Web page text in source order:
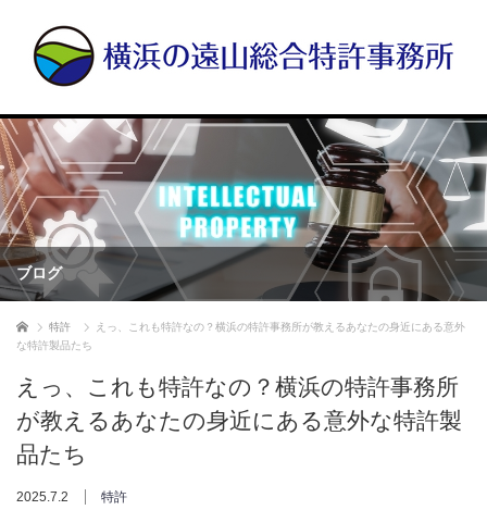
ブログ
ホーム 特許
えっ、これも特許なの？横浜の特許事務所が教えるあなたの身近にある意外
な特許製品たち
えっ、これも特許なの？横浜の特許事務所
が教えるあなたの身近にある意外な特許製
品たち
2025.7.2 特許